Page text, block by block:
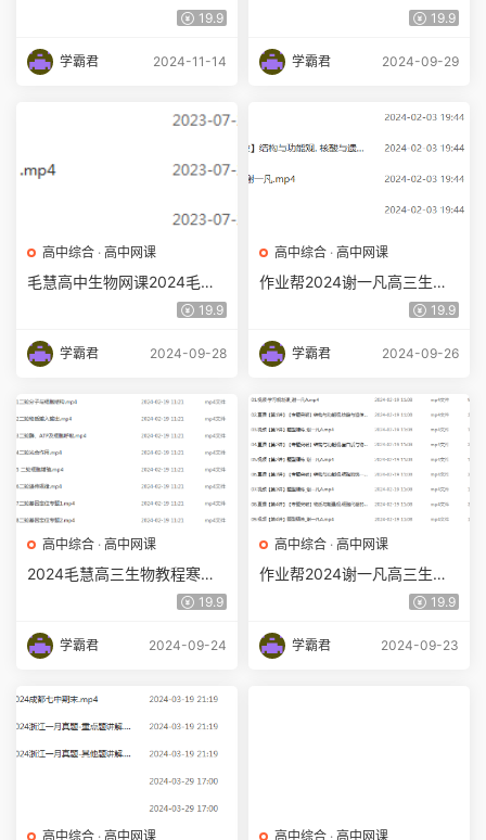
19.9
学霸君 2024-11-14
024谢一凡高三生物课程24年
+秋季班）
19.9
学霸君 2024-09-29
高中综合 · 高中网课
毛慧高中生物网课2024毛慧
高三生物教程24年高考生物19.9
学霸君 2024-09-28
高中综合 · 高中网课
作业帮2024谢一凡高三生物a
+寒假班24年谢一凡高考生物
19.9
学霸君 2024-09-26
高中综合 · 高中网课
2024毛慧高三生物教程寒假
班24年毛慧高考生物二轮复19.9
学霸君 2024-09-24
高中综合 · 高中网课
作业帮2024谢一凡高三生物a
网课24年高考生物二轮寒假19.9
学霸君 2024-09-23
高中综合 · 高中网课 高中综合 · 高中网课